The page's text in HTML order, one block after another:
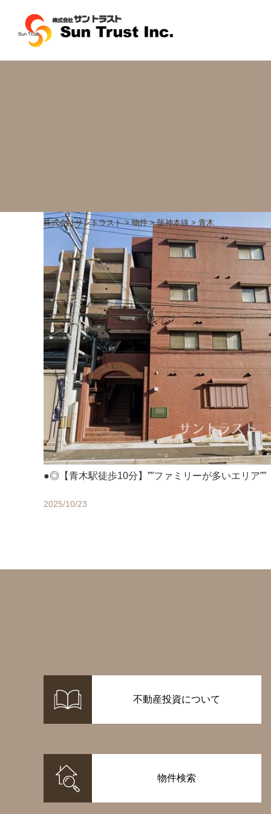
株式会社サントラスト>物件>阪神本線> 青木
●◎【青木駅徒歩10分】””ファミリーが多いエリア””
2025/10/23
不動産投資について
物件検索